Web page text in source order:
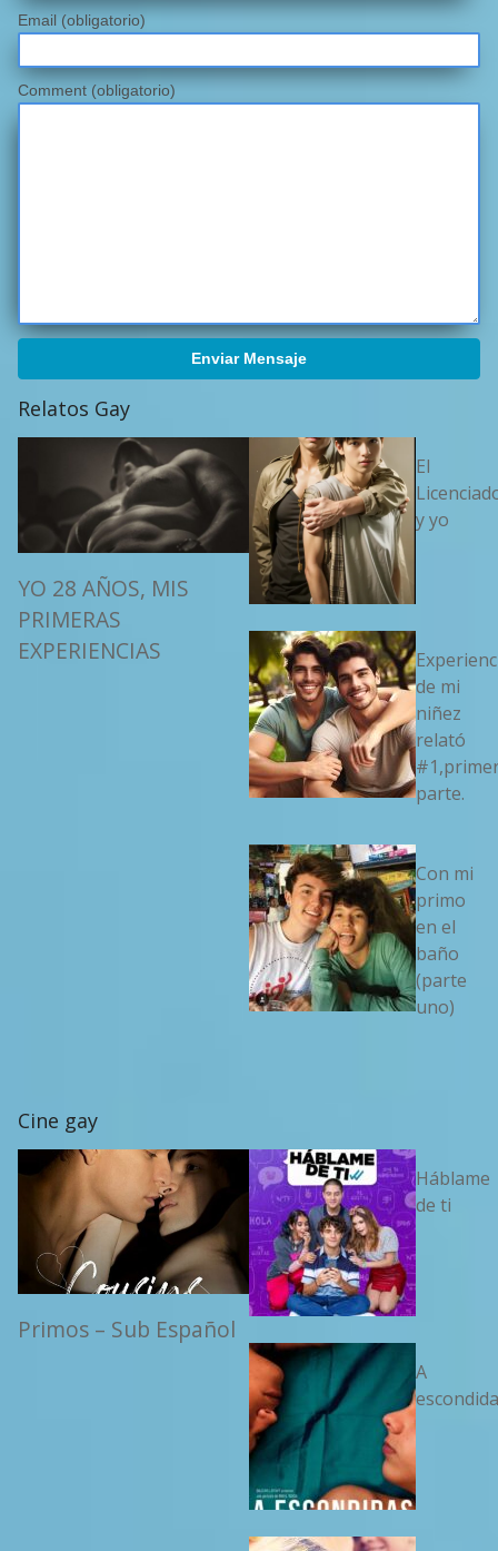
Email (obligatorio)
Comment (obligatorio)
Enviar Mensaje
Relatos Gay
YO 28 AÑOS, MIS
PRIMERAS
EXPERIENCIAS
El
y yo
de mi
niñez
relató
parte.
Con mi
primo
en el
baño
(parte
uno)
Cine gay
Primos – Sub Español
Háblame
de ti
A